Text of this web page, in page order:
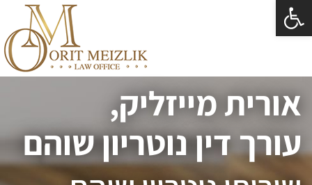
פתח סרגל נגישות
אורית מייזליק,
עורך דין נוטריון שוהם